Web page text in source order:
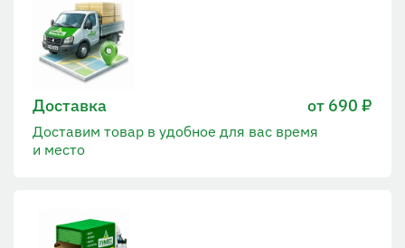
Доставка от 690 ₽
Доставим товар в удобное для вас время
и место